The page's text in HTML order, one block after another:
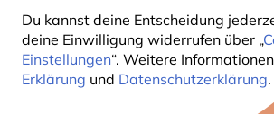
Du kannst deine Entscheidung
deine Einwilligung widerrufen über „
Einstellungen“. Weitere
Erklärung und Datenschutzerklärung.